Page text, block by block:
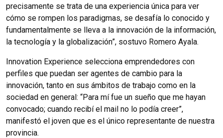
precisamente se trata de una experiencia única para ver
cómo se rompen los paradigmas, se desafía lo conocido y
fundamentalmente se lleva a la innovación de la información,
la tecnología y la globalización”, sostuvo Romero Ayala.
Innovation Experience selecciona emprendedores con
perfiles que puedan ser agentes de cambio para la
innovación, tanto en sus ámbitos de trabajo como en la
sociedad en general: “Para mí fue un sueño que me hayan
convocado; cuando recibí el mail no lo podía creer”,
manifestó el joven que es el único representante de nuestra
provincia.